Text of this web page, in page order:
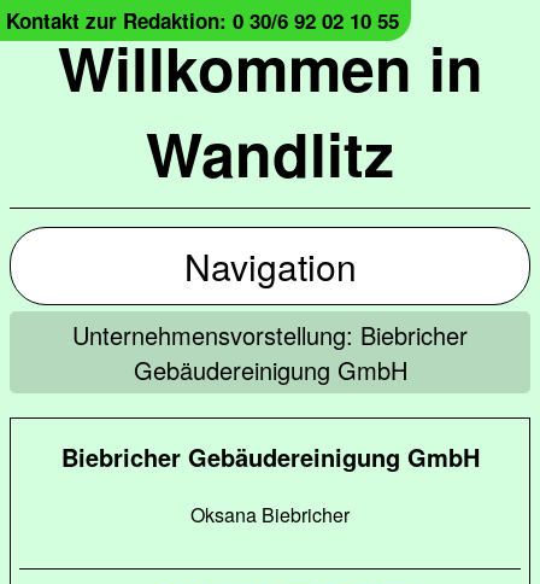
Willkommen in
Wandlitz
Kontakt zur Redaktion: 0 30/6 92 02 10 55
Navigation
Unternehmensvorstellung: Biebricher
Gebäudereinigung GmbH
Biebricher Gebäudereinigung GmbH
Oksana Biebricher